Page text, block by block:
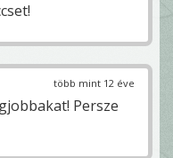
több mint 12 éve
Persze